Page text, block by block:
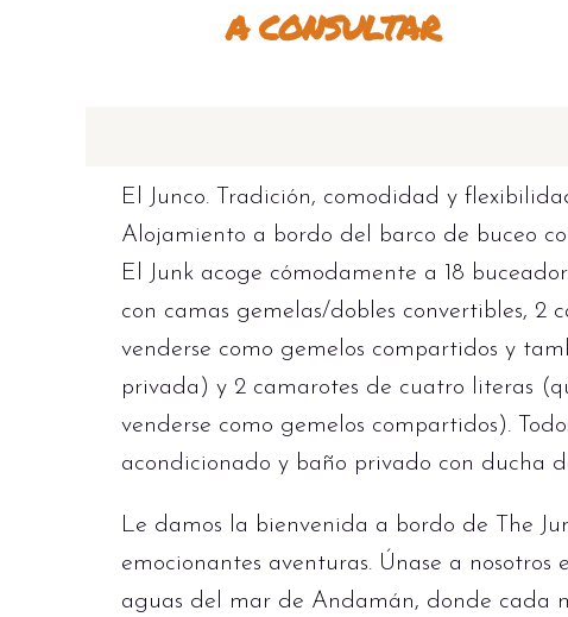
A CONSULTAR
El Junco. Tradición, comodidad y
Alojamiento a bordo del barco de buceo
El Junk acoge cómodamente a 18
con camas gemelas/dobles convertibles, 2
venderse como gemelos compartidos y
privada) y 2 camarotes de cuatro literas
venderse como gemelos compartidos).
acondicionado y baño privado con ducha
Le damos la bienvenida a bordo de The
emocionantes aventuras. Únase a
aguas del mar de Andamán, donde cada